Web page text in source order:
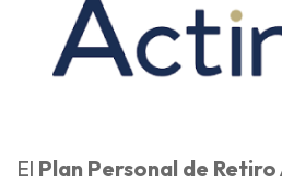
El Plan Personal de